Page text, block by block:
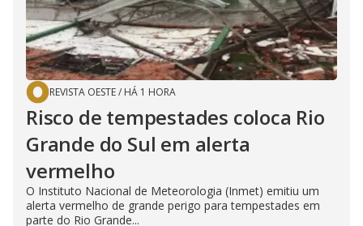
REVISTA OESTE/ HÁ 1 HORA
Risco de tempestades coloca Rio
Grande do Sul em alerta
vermelho
O Instituto Nacional de Meteorologia (Inmet) emitiu um
alerta vermelho de grande perigo para tempestades em
parte do Rio Grande...